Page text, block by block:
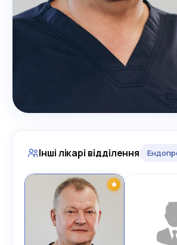
Інші лікарі відділення